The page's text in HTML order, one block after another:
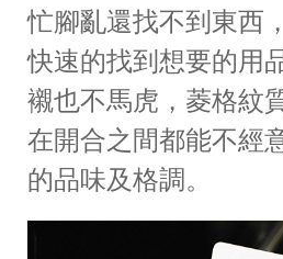
忙腳亂還找不到東西
快速的找到想要的用
襯也不馬虎，菱格紋
在開合之間都能不經
的品味及格調。